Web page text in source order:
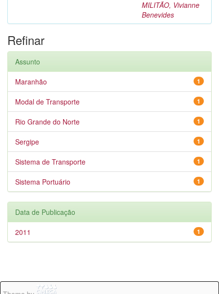
MILITÃO, Vivianne
Benevides
Refinar
Assunto
1
Maranhão
1
Modal de Transporte
1
Rio Grande do Norte
1
Sergipe
1
Sistema de Transporte
1
Sistema Portuário
Data de Publicação
1
2011